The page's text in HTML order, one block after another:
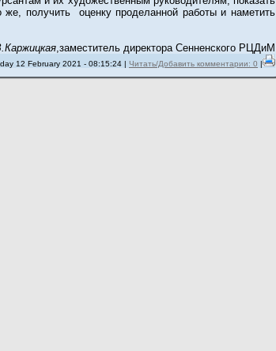
получить оценку проделанной работы и наметить
,заместитель директора Сенненского РЦДиМ
12 February 2021 - 08:15:24 | Читать/Добавить комментарии: 0 |